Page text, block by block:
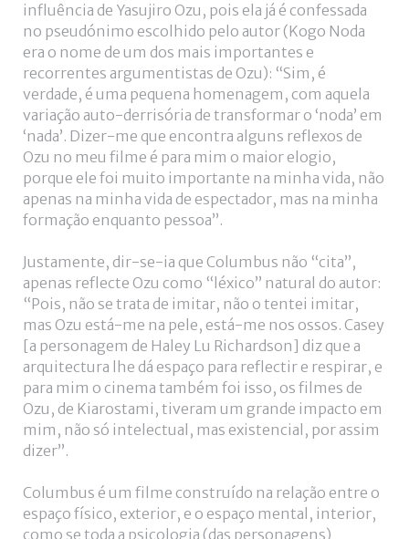
influência de Yasujiro Ozu, pois ela já é confessada
no pseudónimo escolhido pelo autor (Kogo Noda
era o nome de um dos mais importantes e
recorrentes argumentistas de Ozu): “Sim, é
verdade, é uma pequena homenagem, com aquela
variação auto-derrisória de transformar o ‘noda’ em
‘nada’. Dizer-me que encontra alguns reflexos de
Ozu no meu filme é para mim o maior elogio,
porque ele foi muito importante na minha vida, não
apenas na minha vida de espectador, mas na minha
formação enquanto pessoa”.
Justamente, dir-se-ia que Columbus não “cita”,
apenas reflecte Ozu como “léxico” natural do autor:
“Pois, não se trata de imitar, não o tentei imitar,
mas Ozu está-me na pele, está-me nos ossos. Casey
[a personagem de Haley Lu Richardson] diz que a
arquitectura lhe dá espaço para reflectir e respirar, e
para mim o cinema também foi isso, os filmes de
Ozu, de Kiarostami, tiveram um grande impacto em
mim, não só intelectual, mas existencial, por assim
dizer”.
Columbus é um filme construído na relação entre o
espaço físico, exterior, e o espaço mental, interior,
como se toda a psicologia (das personagens)